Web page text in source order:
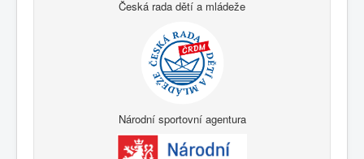
Česká rada dětí a mládeže
Národní sportovní agentura